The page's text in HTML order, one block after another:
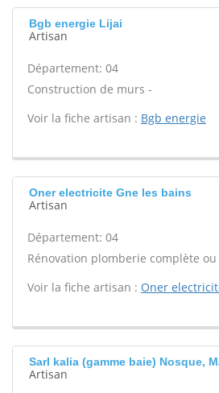
Bgb energie Lijai
Artisan
Département: 04
Construction de murs -
Voir la fiche artisan : Bgb energie
Oner electricite Gne les bains
Artisan
Département: 04
Rénovation plomberie complète
Voir la fiche artisan : Oner
Sarl kalia (gamme baie) Nosque,
Artisan